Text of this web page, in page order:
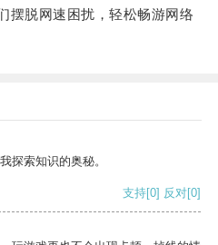
脱网速困扰，轻松畅游网络
探索知识的奥秘。
支持[0] 反对[0]